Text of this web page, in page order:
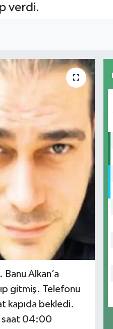
verdi.
Alkan’a
gitmiş. Telefonu
kapıda bekledi.
saat 04:00